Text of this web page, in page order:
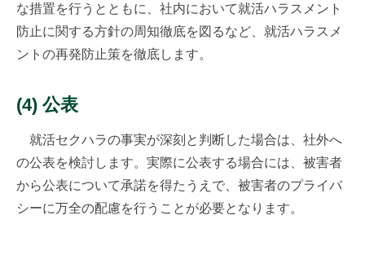
な措置を行うとともに、社内において就活ハラスメント
防止に関する方針の周知徹底を図るなど、就活ハラスメ
ントの再発防止策を徹底します。
(4) 公表
就活セクハラの事実が深刻と判断した場合は、社外へ
の公表を検討します。実際に公表する場合には、被害者
から公表について承諾を得たうえで、被害者のプライバ
シーに万全の配慮を行うことが必要となります。